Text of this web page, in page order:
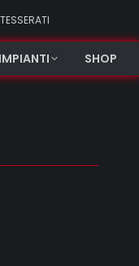
SHOP